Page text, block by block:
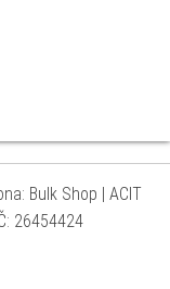
Bulk Shop | ACIT
26454424